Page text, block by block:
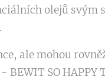
olejů
ale mohou
SO HAPPY